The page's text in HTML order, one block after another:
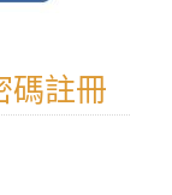
碼註冊